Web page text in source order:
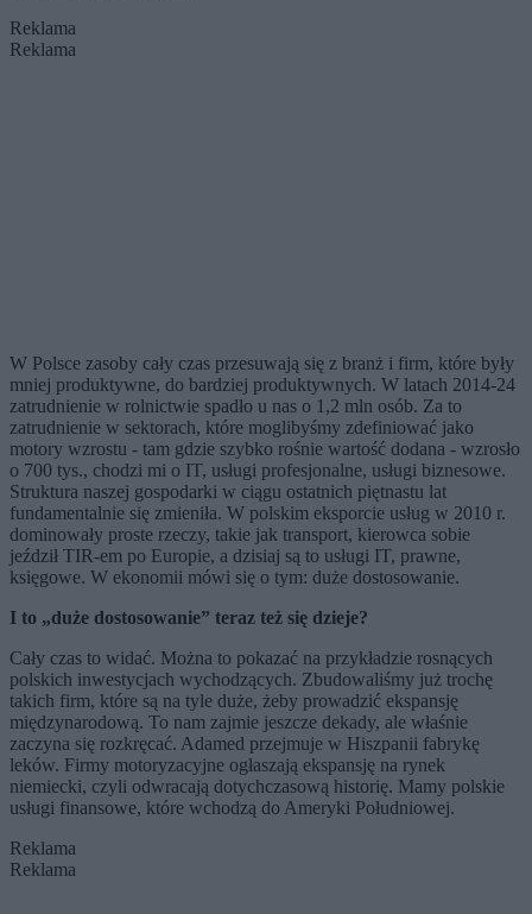
Reklama
Reklama
W Polsce zasoby cały czas przesuwają się z branż i firm, które były
mniej produktywne, do bardziej produktywnych. W latach 2014-24
zatrudnienie w rolnictwie spadło u nas o 1,2 mln osób. Za to
zatrudnienie w sektorach, które moglibyśmy zdefiniować jako
motory wzrostu - tam gdzie szybko rośnie wartość dodana - wzrosło
o 700 tys., chodzi mi o IT, usługi profesjonalne, usługi biznesowe.
Struktura naszej gospodarki w ciągu ostatnich piętnastu lat
fundamentalnie się zmieniła. W polskim eksporcie usług w 2010 r.
dominowały proste rzeczy, takie jak transport, kierowca sobie
jeździł TIR-em po Europie, a dzisiaj są to usługi IT, prawne,
księgowe. W ekonomii mówi się o tym: duże dostosowanie.
I to „duże dostosowanie” teraz też się dzieje?
Cały czas to widać. Można to pokazać na przykładzie rosnących
polskich inwestycjach wychodzących. Zbudowaliśmy już trochę
takich firm, które są na tyle duże, żeby prowadzić ekspansję
międzynarodową. To nam zajmie jeszcze dekady, ale właśnie
zaczyna się rozkręcać. Adamed przejmuje w Hiszpanii fabrykę
leków. Firmy motoryzacyjne ogłaszają ekspansję na rynek
niemiecki, czyli odwracają dotychczasową historię. Mamy polskie
usługi finansowe, które wchodzą do Ameryki Południowej.
Reklama
Reklama